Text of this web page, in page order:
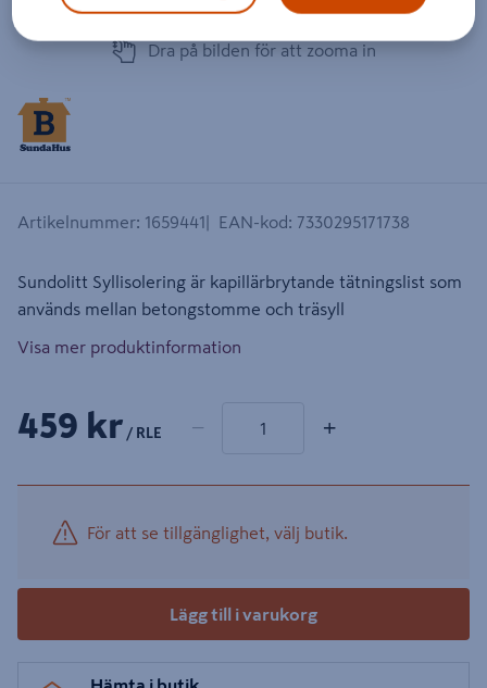
Dra på bilden för att zooma in
Artikelnummer: 1659441 EAN-kod: 7330295171738
Sundolitt Syllisolering är kapillärbrytande tätningslist som
används mellan betongstomme och träsyll
Visa mer produktinformation
459 kr / RLE − +
För att se tillgänglighet, välj butik.
Lägg till i varukorg